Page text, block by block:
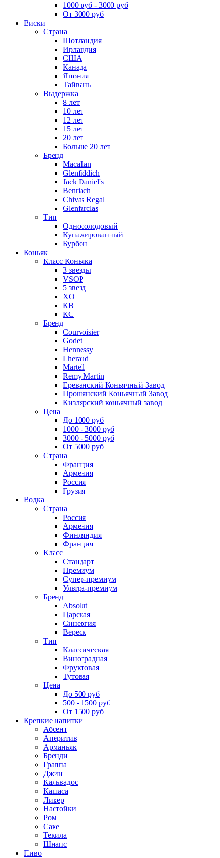
1000 руб - 3000 руб
От 3000 руб
Виски
Страна
Шотландия
Ирландия
США
Канада
Япония
Тайвань
Выдержка
8 лет
10 лет
12 лет
15 лет
20 лет
Больше 20 лет
Бренд
Macallan
Glenfiddich
Jack Daniel's
Benriach
Chivas Regal
Glenfarclas
Тип
Односолодовый
Купажированный
Бурбон
Коньяк
Класс Коньяка
3 звезды
VSOP
5 звезд
XO
КВ
КС
Бренд
Courvoisier
Godet
Hennessy
Lheraud
Martell
Remy Martin
Ереванский Коньячный Завод
Прошянский Коньячный Завод
Кизлярский коньячный завод
Цена
До 1000 руб
1000 - 3000 руб
3000 - 5000 руб
От 5000 руб
Страна
Франция
Армения
Россия
Грузия
Водка
Страна
Россия
Армения
Финляндия
Франция
Класс
Стандарт
Премиум
Супер-премиум
Ультра-премиум
Бренд
Absolut
Царская
Синергия
Вереск
Тип
Классическая
Виноградная
Фруктовая
Тутовая
Цена
До 500 руб
500 - 1500 руб
От 1500 руб
Крепкие напитки
Абсент
Аперитив
Арманьяк
Бренди
Граппа
Джин
Кальвадос
Кашаса
Ликер
Настойки
Ром
Саке
Текила
Шнапс
Пиво